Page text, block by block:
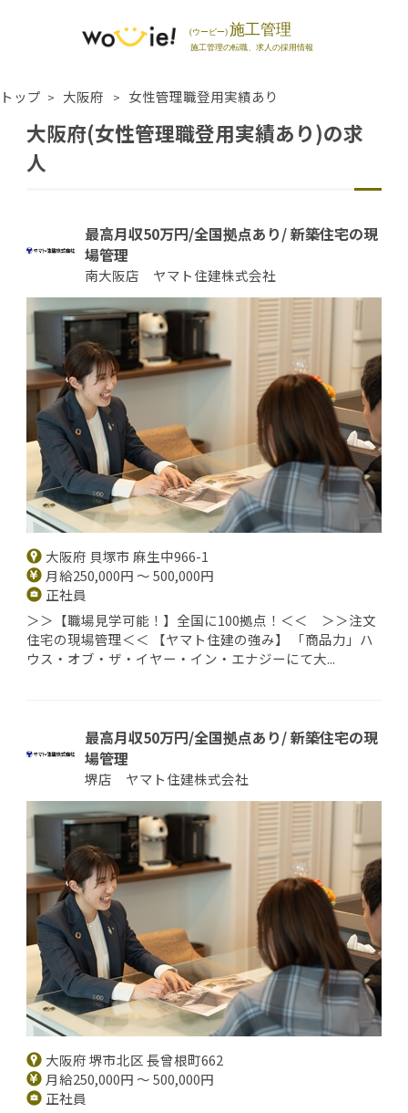
トップ 大阪府 女性管理職登用実績あり
大阪府(女性管理職登用実績あり)の求
人
最高月収50万円/全国拠点あり/ 新築住宅の現
場管理
南大阪店 ヤマト住建株式会社
大阪府 貝塚市 麻生中966-1
月給250,000円 ～ 500,000円
正社員
＞＞【職場見学可能！】全国に100拠点！＜＜ ＞＞注文
住宅の現場管理＜＜ 【ヤマト住建の強み】 「商品力」ハ
ウス・オブ・ザ・イヤー・イン・エナジーにて大...
最高月収50万円/全国拠点あり/ 新築住宅の現
場管理
堺店 ヤマト住建株式会社
大阪府 堺市北区 長曾根町662
月給250,000円 ～ 500,000円
正社員